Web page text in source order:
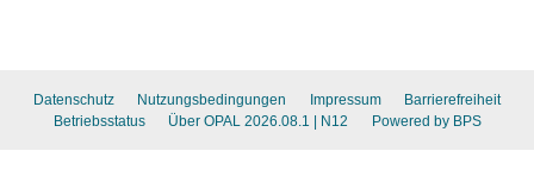
Datenschutz Nutzungsbedingungen Impressum
Barrierefreiheit
Betriebsstatus
Über OPAL 2026.08.1 | N12 Powered by BPS